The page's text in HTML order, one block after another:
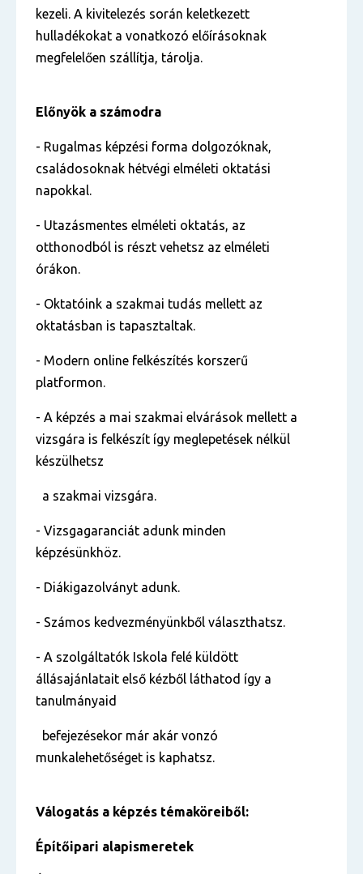
kezeli. A kivitelezés során keletkezett
hulladékokat a vonatkozó előírásoknak
megfelelően szállítja, tárolja.
Előnyök a számodra
- Rugalmas képzési forma dolgozóknak,
családosoknak hétvégi elméleti oktatási
napokkal.
- Utazásmentes elméleti oktatás, az
otthonodból is részt vehetsz az elméleti
órákon.
- Oktatóink a szakmai tudás mellett az
oktatásban is tapasztaltak.
- Modern online felkészítés korszerű
platformon.
- A képzés a mai szakmai elvárások mellett a
vizsgára is felkészít így meglepetések nélkül
készülhetsz
a szakmai vizsgára.
- Vizsgagaranciát adunk minden
képzésünkhöz.
- Diákigazolványt adunk.
- Számos kedvezményünkből választhatsz.
- A szolgáltatók Iskola felé küldött
állásajánlatait első kézből láthatod így a
tanulmányaid
befejezésekor már akár vonzó
munkalehetőséget is kaphatsz.
Válogatás a képzés témaköreiből:
Építőipari alapismeretek